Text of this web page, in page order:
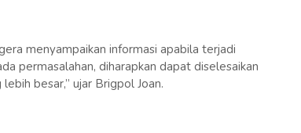
menyampaikan informasi apabila terjadi
permasalahan, diharapkan dapat diselesaikan
besar,” ujar Brigpol Joan.